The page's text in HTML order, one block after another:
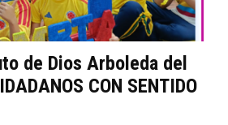
de Dios Arboleda del
CON SENTIDO